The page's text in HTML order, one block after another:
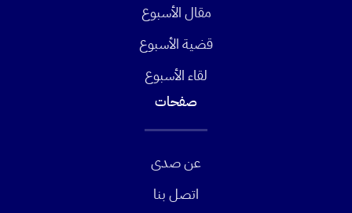
مقال الأسبوع
قضية الأسبوع
لقاء الأسبوع
صفحات
عن صدى
اتصل بنا